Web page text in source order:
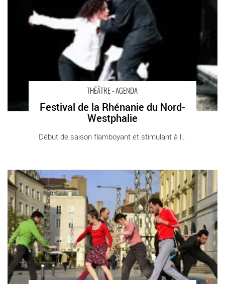
THÉÂTRE - AGENDA
Festival de la Rhénanie du Nord-
Westphalie
Début de saison flamboyant et stimulant à la [...]
Chalon dans la rue - Critique sortie Théâtre Chalon-sur-Saône